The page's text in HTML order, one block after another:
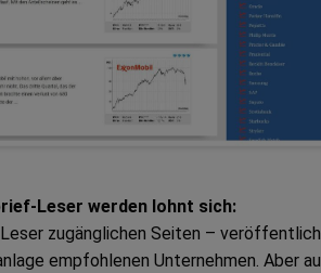
Leser werden lohnt sich:
zugänglichen Seiten –
empfohlenen Unternehmen. Aber